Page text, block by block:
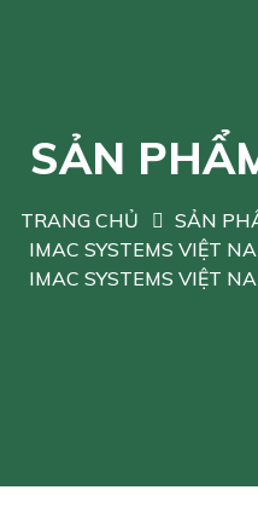
SẢN
TRANG CHỦ
SẢN
IMAC SYSTEMS VIỆT
IMAC SYSTEMS VIỆT